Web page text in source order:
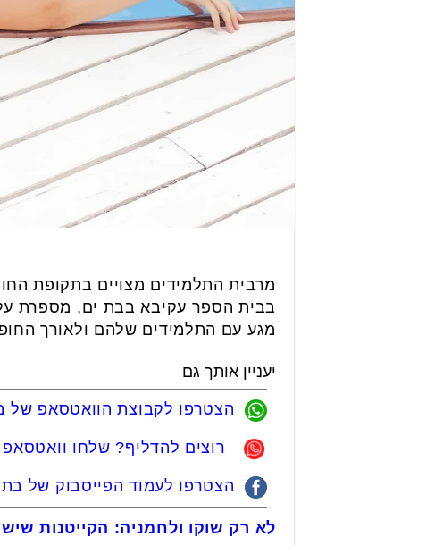
מרבית התלמידים מצויים בתקופת
בבית הספר עקיבא בבת ים, מספרת
מגע עם התלמידים שלהם ולאורך
יעניין אותך גם
הצטרפו לקבוצת הוואטסאפ של
רוצים להדליף? שלחו וואטסאפ
הצטרפו לעמוד הפייסבוק של בת
לא רק שוקו ולחמניה: הקייטנות